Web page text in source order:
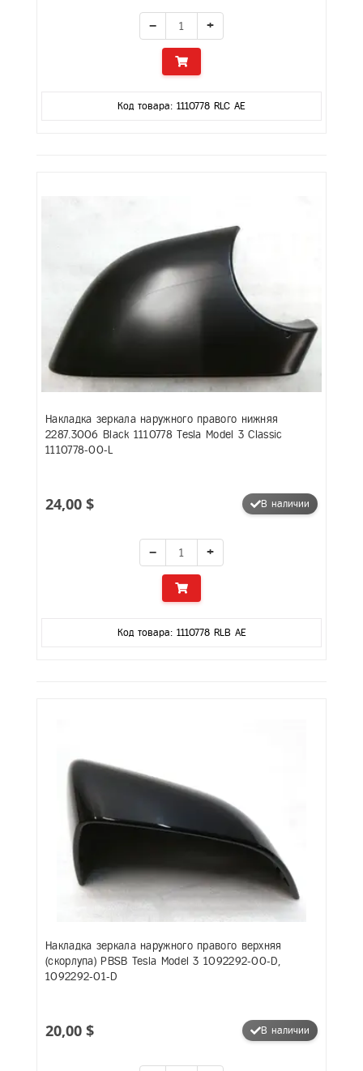
− +
Код товара: 1110778 RLC AE
Накладка зеркала наружного правого нижняя
2287.3006 Black 1110778 Tesla Model 3 Classic
1110778-00-L
24,00 $ В наличии
− +
Код товара: 1110778 RLB AE
Накладка зеркала наружного правого верхняя
(скорлупа) PBSB Tesla Model 3 1092292-00-D,
1092292-01-D
20,00 $ В наличии